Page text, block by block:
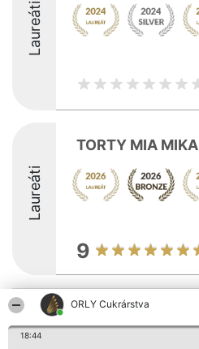
ORLY Cukrárstva
18:44
Laureáti
Laureáti
TORTY MIA MIKA
9
Organizátor hodnotenia
Bright Side Solutions sp. z o.
o. sp. k.
Lista